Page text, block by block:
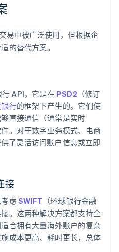
易中被广泛使用，但根据企
的替代方案。
API，它是在 PSD2 （修订
行的框架下产生的。它们使
直接通信（通常是实时
。对于数字业务模式、电商
了灵活访问账户信息或立即
接
虑 SWIFT （环球银行金融
。这两种解决方案都支持全
合拥有大量海外账户的复杂
成本更高、耗时更长，总体